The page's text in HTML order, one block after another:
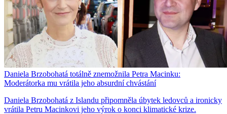
Daniela Brzobohatá totálně znemožnila Petra Macinku:
Moderátorka mu vrátila jeho absurdní chvástání
Daniela Brzobohatá z Islandu připomněla úbytek ledovců a ironicky
vrátila Petru Macinkovi jeho výrok o konci klimatické krize.